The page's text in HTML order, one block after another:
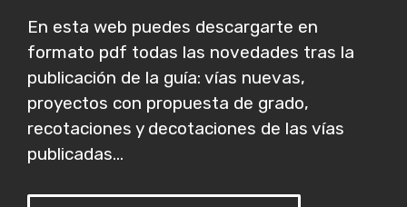
En esta web puedes descargarte en
formato pdf todas las novedades tras la
publicación de la guía: vías nuevas,
proyectos con propuesta de grado,
recotaciones y decotaciones de las vías
publicadas...